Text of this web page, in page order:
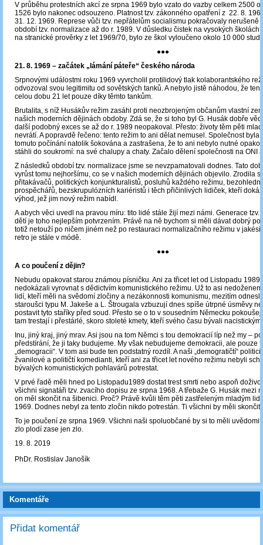
V průběhu protestních akcí ze srpna 1969 bylo vzato do vazby celkem 2500
1526 bylo nakonec odsouzeno. Platnost tzv. zákonného opatření z 22. 8.
31. 12. 1969. Represe vůči tzv. nepřátelům socialismu pokračovaly nerušeně
období tzv. normalizace až do r. 1989. V důsledku čistek na vysokých
na stranické prověrky z let 1969/70, bylo ze škol vyloučeno okolo 10 000
●●●
21. 8. 1969 – začátek „lámání páteře“ českého národa
Srpnovými událostmi roku 1969 vyvrcholil protilidový tlak kolaborantského
odvozoval svou legitimitu od sovětských tanků. A nebylo jistě náhodou, že
celou dobu 21 let pouze díky těmto tankům.
Brutalita, s níž Husákův režim zasáhl proti neozbrojeným občanům vlastní
našich moderních dějinách obdoby. Zdá se, že si toho byl G. Husák dobře
další podobný exces se až do r. 1989 neopakoval. Přesto: životy těm pěti
nevrátí. A popravdě řečeno: tento režim to ani dělat nemusel. Společnost byla
tomuto počínání natolik šokována a zastrašena, že to ani nebylo nutné
stáhli do soukromí: na své chalupy a chaty. Začalo dělení společnosti na ONI
Z následků období tzv. normalizace jsme se nevzpamatovali dodnes. Tato
vyrůst tomu nejhoršímu, co se v našich moderních dějinách objevilo. Zrodila
přitakávačů, politických konjunkturalistů, posluhů každého režimu,
prospěchářů, bezskrupulózních kariéristů i těch přičinlivých lidiček, kteří
výhod, jež jim nový režim nabídl.
A abych věci uvedl na pravou míru: tito lidé stále žijí mezi námi. Generace tzv.
dětí je toho nejlepším potvrzením. Právě na ně bychom si měli dávat dobrý
totiž netouží po ničem jiném než po restauraci normalizačního režimu v jakési
retro je stále v módě.
●●●
A co poučení z dějin?
Nebudu opakovat starou známou písničku. Ani za třicet let od Listopadu 1989
nedokázali vyrovnat s dědictvím komunistického režimu. Už to asi
lidí, kteří měli na svědomí zločiny a nezákonnosti komunismu, mezitím odnesl
staroušci typu M. Jakeše a L. Štrougala vzbuzují dnes spíše útrpné úsměvy
postavit tyto staříky před soud. Přesto se o to v sousedním Německu
tam trestají i přestárlé, skoro stoleté kmety, kteří svého času bývali
Inu, jiný kraj, jiný mrav. Asi jsou na tom Němci s tou demokracií líp než my –
předstírání, že ji taky budujeme. My však nebudujeme demokracii, ale pouze
„demogracii“. V tom asi bude ten podstatný rozdíl. A naši „demogratičtí“
žvanilové a političtí komedianti, kteří ani za třicet let nového režimu nebyli
bývalých komunistických pohlavárů potrestat.
V prvé řadě měli hned po Listopadu1989 dostat trest smrti nebo aspoň
všichni signatáři tzv. zvacího dopisu ze srpna 1968. A třebaže G. Husák mezi
on měl skončit na šibenici. Proč? Právě kvůli těm pěti zastřeleným mladým
1969. Dodnes nebyl za tento zločin nikdo potrestán. Ti všichni by měli skončit
To je poučení ze srpna 1969. Všichni naši spoluobčané by si to měli
zlo plodí zase jen zlo.
19. 8. 2019
PhDr. Rostislav Janošík
Komentáře
Přidat komentář